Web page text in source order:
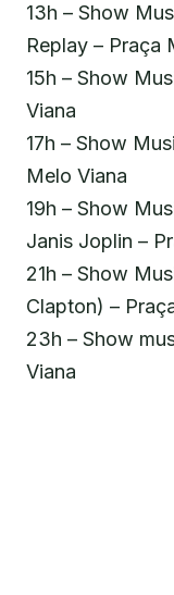
13h – Show
Replay – Praça
15h – Show
Viana
17h – Show
Melo Viana
19h – Show
Janis Joplin –
21h – Show
Clapton) –
23h – Show
Viana